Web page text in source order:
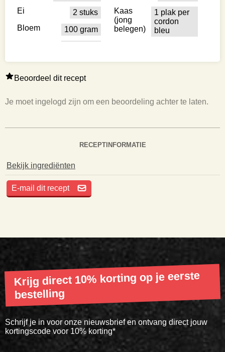
Beoordeel dit recept
Je moet ingelogd zijn om een beoordeling achter te laten.
RECEPTINFORMATIE
Bekijk ingrediënten
E-mail dit recept
Ei
2 stuks
Bloem
100 gram
Kaas
(jong
belegen)
1 plak per
cordon
bleu
Krijg direct 10% korting op je eerste
bestelling
Schrijf je in voor onze nieuwsbrief en ontvang direct jouw
kortingscode voor 10% korting*